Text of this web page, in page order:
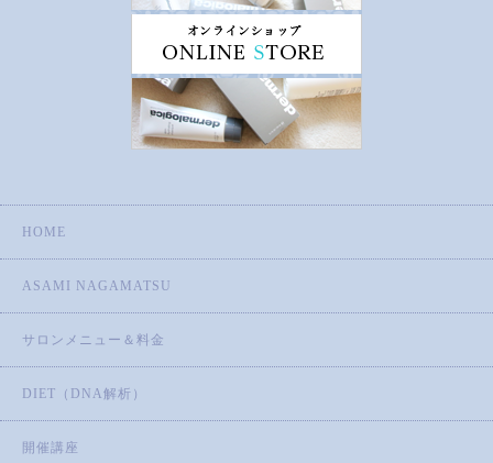
HOME
ASAMI NAGAMATSU
サロンメニュー＆料金
DIET（DNA解析）
開催講座